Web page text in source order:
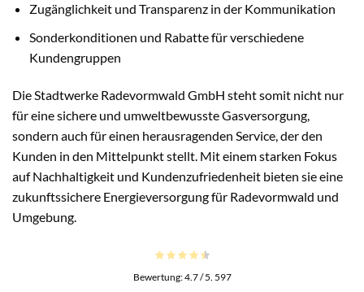
Zugänglichkeit und Transparenz in der Kommunikation
Sonderkonditionen und Rabatte für verschiedene
Kundengruppen
Die Stadtwerke Radevormwald GmbH steht somit nicht nur
für eine sichere und umweltbewusste Gasversorgung,
sondern auch für einen herausragenden Service, der den
Kunden in den Mittelpunkt stellt. Mit einem starken Fokus
auf Nachhaltigkeit und Kundenzufriedenheit bieten sie eine
zukunftssichere Energieversorgung für Radevormwald und
Umgebung.
Bewertung:4.7/ 5. 597